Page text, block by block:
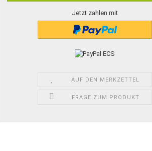
Jetzt zahlen mit
AUF DEN MERKZETTEL
FRAGE ZUM PRODUKT